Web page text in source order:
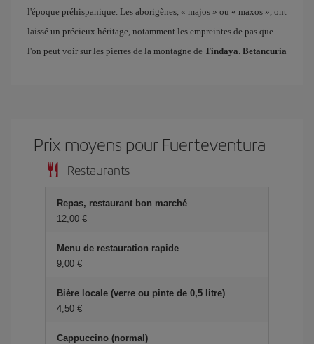
l'époque préhispanique. Les aborigènes, « majos » ou « maxos », ont
laissé un précieux héritage, notamment les empreintes de pas que
l'on peut voir sur les pierres de la montagne de Tindaya. Betancuria
Prix ​​moyens pour Fuerteventura
Restaurants
Repas, restaurant bon marché
12,00 €
Menu de restauration rapide
9,00 €
Bière locale (verre ou pinte de 0,5 litre)
4,50 €
Cappuccino (normal)